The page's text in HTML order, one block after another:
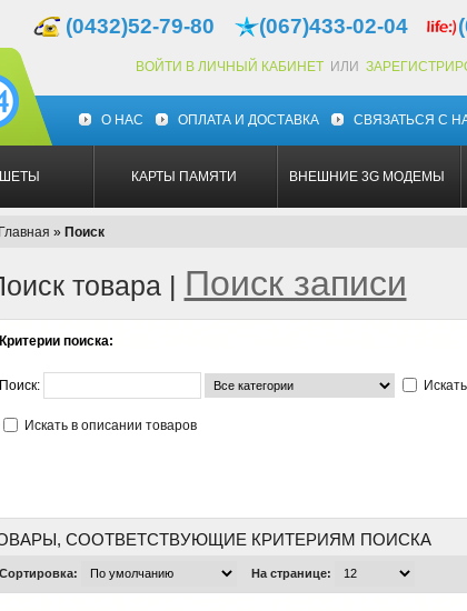
(0432)52-79-80 (067)433-02-04
ВОЙТИ В ЛИЧНЫЙ КАБИНЕТ
ИЛИ
О НАС ОПЛАТА И ДОСТАВКА СВЯЗАТЬСЯ С
КАРТЫ ПАМЯТИ ВНЕШНИЕ 3G МОДЕМЫ
Главная » Поиск
товара | Поиск записи
Критерии поиска:
Поиск:
Искать в описании товаров
СООТВЕТСТВУЮЩИЕ КРИТЕРИЯМ ПОИСКА
Сортировка: На странице: